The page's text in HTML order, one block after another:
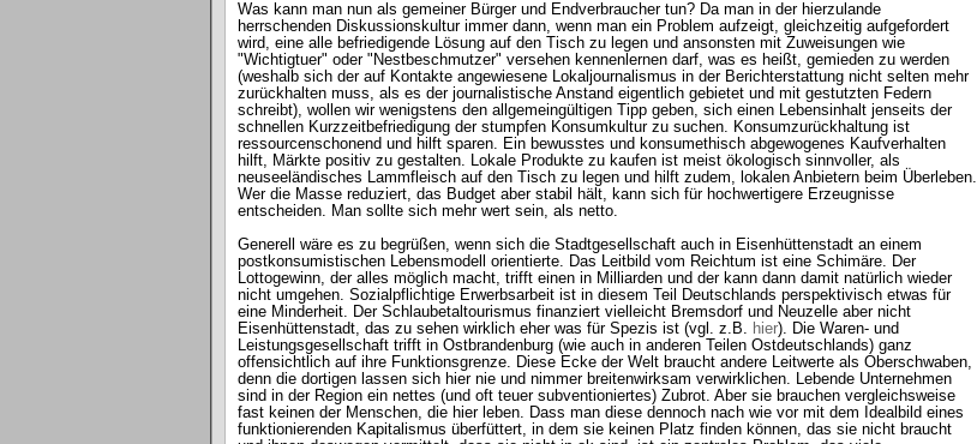
Was kann man nun als gemeiner Bürger und Endverbraucher tun? Da man in der hierzulande
herrschenden Diskussionskultur immer dann, wenn man ein Problem aufzeigt, gleichzeitig aufgefordert
wird, eine alle befriedigende Lösung auf den Tisch zu legen und ansonsten mit Zuweisungen wie
"Wichtigtuer" oder "Nestbeschmutzer" versehen kennenlernen darf, was es heißt, gemieden zu werden
(weshalb sich der auf Kontakte angewiesene Lokaljournalismus in der Berichterstattung nicht selten mehr
zurückhalten muss, als es der journalistische Anstand eigentlich gebietet und mit gestutzten Federn
schreibt), wollen wir wenigstens den allgemeingültigen Tipp geben, sich einen Lebensinhalt jenseits der
schnellen Kurzzeitbefriedigung der stumpfen Konsumkultur zu suchen. Konsumzurückhaltung ist
ressourcenschonend und hilft sparen. Ein bewusstes und konsumethisch abgewogenes Kaufverhalten
hilft, Märkte positiv zu gestalten. Lokale Produkte zu kaufen ist meist ökologisch sinnvoller, als
neuseeländisches Lammfleisch auf den Tisch zu legen und hilft zudem, lokalen Anbietern beim Überleben.
Wer die Masse reduziert, das Budget aber stabil hält, kann sich für hochwertigere Erzeugnisse
entscheiden. Man sollte sich mehr wert sein, als netto.
Generell wäre es zu begrüßen, wenn sich die Stadtgesellschaft auch in Eisenhüttenstadt an einem
postkonsumistischen Lebensmodell orientierte. Das Leitbild vom Reichtum ist eine Schimäre. Der
Lottogewinn, der alles möglich macht, trifft einen in Milliarden und der kann dann damit natürlich wieder
nicht umgehen. Sozialpflichtige Erwerbsarbeit ist in diesem Teil Deutschlands perspektivisch etwas für
eine Minderheit. Der Schlaubetaltourismus finanziert vielleicht Bremsdorf und Neuzelle aber nicht
Eisenhüttenstadt, das zu sehen wirklich eher was für Spezis ist (vgl. z.B. hier). Die Waren- und
Leistungsgesellschaft trifft in Ostbrandenburg (wie auch in anderen Teilen Ostdeutschlands) ganz
offensichtlich auf ihre Funktionsgrenze. Diese Ecke der Welt braucht andere Leitwerte als Oberschwaben,
denn die dortigen lassen sich hier nie und nimmer breitenwirksam verwirklichen. Lebende Unternehmen
sind in der Region ein nettes (und oft teuer subventioniertes) Zubrot. Aber sie brauchen vergleichsweise
fast keinen der Menschen, die hier leben. Dass man diese dennoch nach wie vor mit dem Idealbild eines
funktionierenden Kapitalismus überfüttert, in dem sie keinen Platz finden können, das sie nicht braucht